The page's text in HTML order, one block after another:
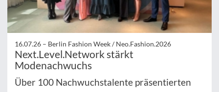
16.07.26 – Berlin Fashion Week / Neo.Fashion.2026
Next.Level.Network stärkt
Modenachwuchs
Über 100 Nachwuchstalente präsentierten